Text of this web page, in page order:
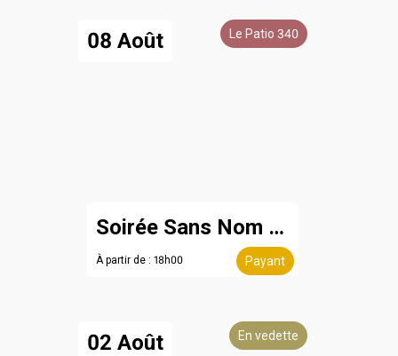
08 Août Le Patio 340
Soirée Sans Nom - 8 août
À partir de : 18h00 Payant
02 Août En vedette